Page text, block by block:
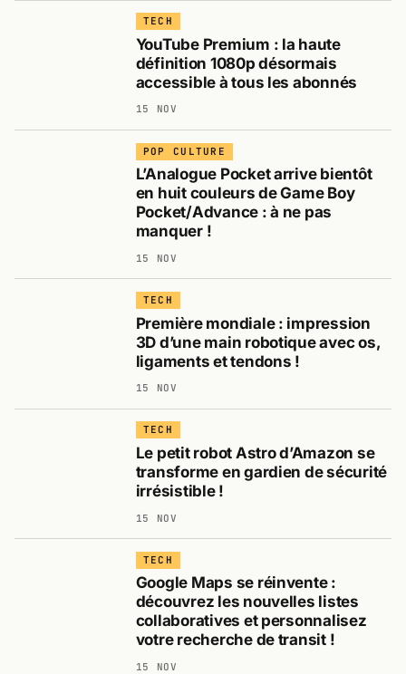
TECH
YouTube Premium : la haute
définition 1080p désormais
accessible à tous les abonnés
15 NOV
POP CULTURE
L’Analogue Pocket arrive bientôt
en huit couleurs de Game Boy
Pocket/Advance : à ne pas
manquer !
15 NOV
TECH
Première mondiale : impression
3D d’une main robotique avec os,
ligaments et tendons !
15 NOV
TECH
Le petit robot Astro d’Amazon se
transforme en gardien de sécurité
irrésistible !
15 NOV
TECH
Google Maps se réinvente :
découvrez les nouvelles listes
collaboratives et personnalisez
votre recherche de transit !
15 NOV